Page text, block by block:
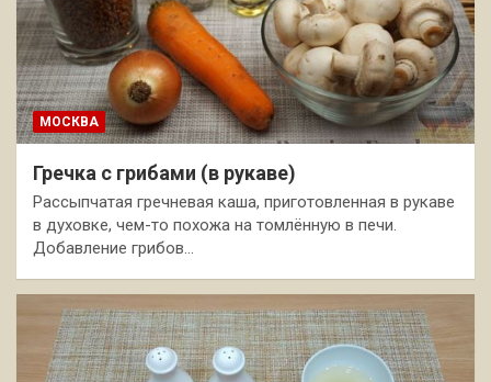
МОСКВА
Гречка с грибами (в рукаве)
Рассыпчатая гречневая каша, приготовленная в рукаве
в духовке, чем-то похожа на томлённую в печи.
Добавление грибов…